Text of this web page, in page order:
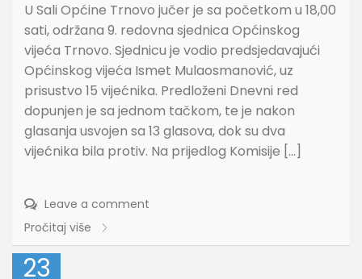
U Sali Općine Trnovo jučer je sa početkom u 18,00
sati, održana 9. redovna sjednica Općinskog
vijeća Trnovo. Sjednicu je vodio predsjedavajući
Općinskog vijeća Ismet Mulaosmanović, uz
prisustvo 15 vijećnika. Predloženi Dnevni red
dopunjen je sa jednom tačkom, te je nakon
glasanja usvojen sa 13 glasova, dok su dva
vijećnika bila protiv. Na prijedlog Komisije […]
Leave a comment
Pročitaj više
23